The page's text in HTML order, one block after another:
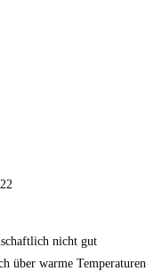
nicht gut
über warme Temperaturen